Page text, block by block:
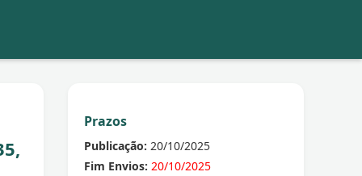
Prazos
Publicação: 20/10/2025
Fim Envios: 20/10/2025